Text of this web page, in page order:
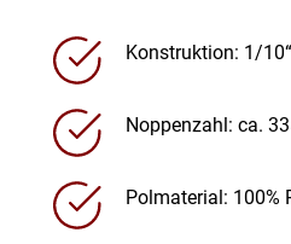
Konstruktion: 1/
Noppenzahl: ca.
Polmaterial: 100%